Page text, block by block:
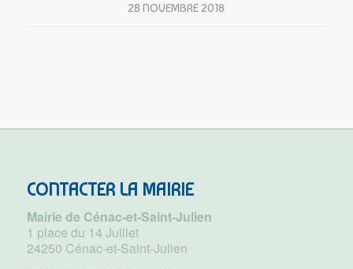
28 NOVEMBRE 2018
CONTACTER LA MAIRIE
Mairie de Cénac-et-Saint-Julien
1 place du 14 Juillet
24250 Cénac-et-Saint-Julien